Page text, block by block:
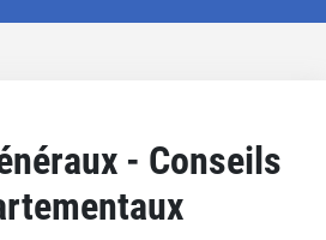
- Conseils